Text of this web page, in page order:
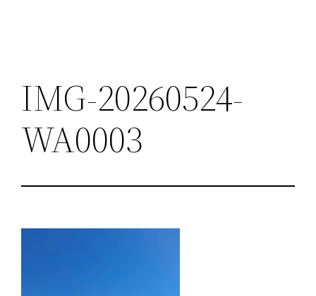
IMG-20260524-
WA0003